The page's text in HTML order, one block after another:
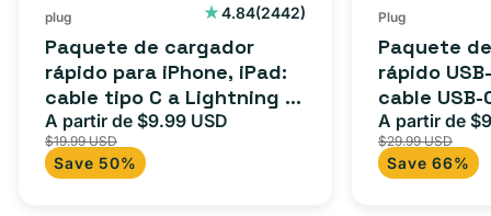
a
Lightning
(1
m)
+
adaptador
plug 4.84(2442)
2442
Paquete de cargador
rápido para iPhone, iPad:
cable tipo C a Lightning (1
m) + adaptador tipo C
Precio
de
oferta
A partir de $9.99 USD
$19.99 USD
Save 50%
USB-
C
a
USB-
C
Plug
Paquete
rápido
cable USB-
adaptador
para
iPad y más.
Precio
de
oferta
A partir de
$29.99 USD
Save 66%